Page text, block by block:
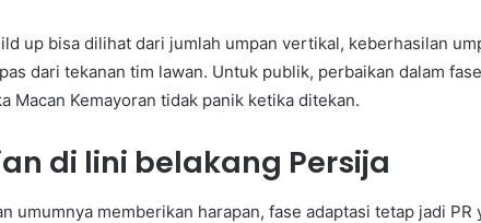
up bisa dilihat dari jumlah umpan vertikal, keberhasilan
dari tekanan tim lawan. Untuk publik, perbaikan dalam
Macan Kemayoran tidak panik ketika ditekan.
di lini belakang Persija
umumnya memberikan harapan, fase adaptasi tetap jadi PR